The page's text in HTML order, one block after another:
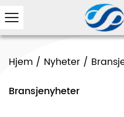
Hjem / Nyheter /
Bransjenyheter